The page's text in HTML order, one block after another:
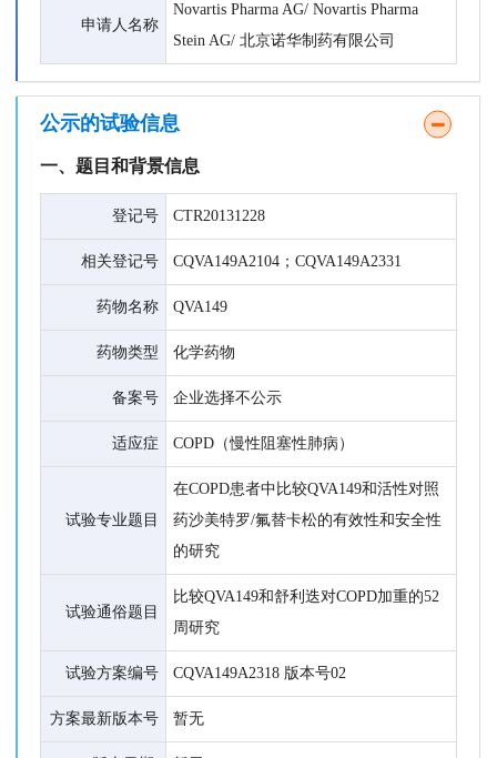
申请人名称
Novartis Pharma AG/ Novartis Pharma
Stein AG/ 北京诺华制药有限公司
公示的试验信息
一、题目和背景信息
登记号 CTR20131228
相关登记号 CQVA149A2104；CQVA149A2331
药物名称 QVA149
药物类型 化学药物
备案号 企业选择不公示
适应症 COPD（慢性阻塞性肺病）
试验专业题目
在COPD患者中比较QVA149和活性对照
药沙美特罗/氟替卡松的有效性和安全性
的研究
试验通俗题目
比较QVA149和舒利迭对COPD加重的52
周研究
试验方案编号 CQVA149A2318 版本号02
方案最新版本号 暂无